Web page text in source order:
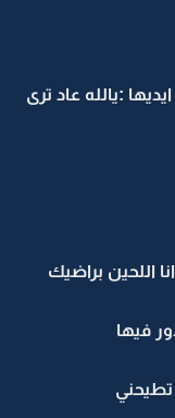
:يالله عاد ترى
براضيك
فيها